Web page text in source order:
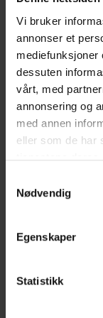
Vi bruker
annonser et
mediefunksjoner
dessuten
vårt, med
annonsering og
med annen
eller som de har
tjenestene deres.
Nødvendig
Egenskaper
Statistikk